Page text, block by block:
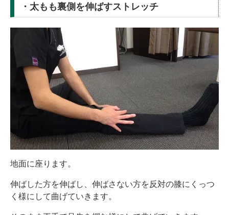
・太もも裏側を伸ばすストレッチ
地面に座ります。
伸ばした方を伸ばし、伸ばさない方を反対の膝にくっつ
く様にして曲げていきます。